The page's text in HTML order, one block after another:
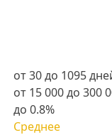
от 30 до 1095
от 15 000 до 300
до 0.8%
Среднее